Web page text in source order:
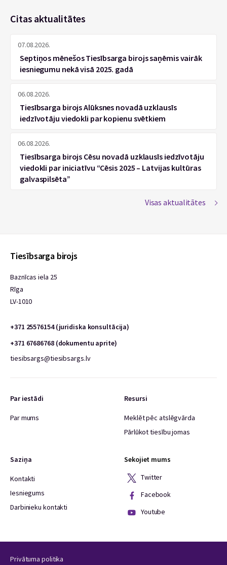
Citas aktualitātes
07.08.2026.
Septiņos mēnešos Tiesībsarga birojs saņēmis vairāk
iesniegumu nekā visā 2025. gadā
06.08.2026.
Tiesībsarga birojs Alūksnes novadā uzklausīs
iedzīvotāju viedokli par kopienu svētkiem
06.08.2026.
Tiesībsarga birojs Cēsu novadā uzklausīs iedzīvotāju
viedokli par iniciatīvu “Cēsis 2025 – Latvijas kultūras
galvaspilsēta”
Visas aktualitātes
Tiesībsarga birojs
Baznīcas iela 25
Rīga
LV-1010
+371 25576154 (juridiska konsultācija)
+371 67686768 (dokumentu aprite)
tiesibsargs@tiesibsargs.lv
Par iestādi
Par mums
Resursi
Meklēt pēc atslēgvārda
Pārlūkot tiesību jomas
Saziņa
Kontakti
Iesniegums
Darbinieku kontakti
Sekojiet mums
Twitter
Facebook
Youtube
Privātuma politika